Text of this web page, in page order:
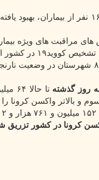
خوشبختانه تا کنون ۷ میلیون و ۷۴ هزار و ۱۶۶ نفر از بیماران، بهبود یافته